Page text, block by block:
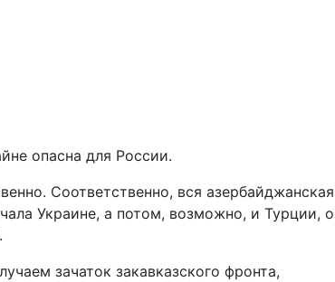
опасна для России.
Соответственно, вся азербайджанская
Украине, а потом, возможно, и Турции, о
зачаток закавказского фронта,